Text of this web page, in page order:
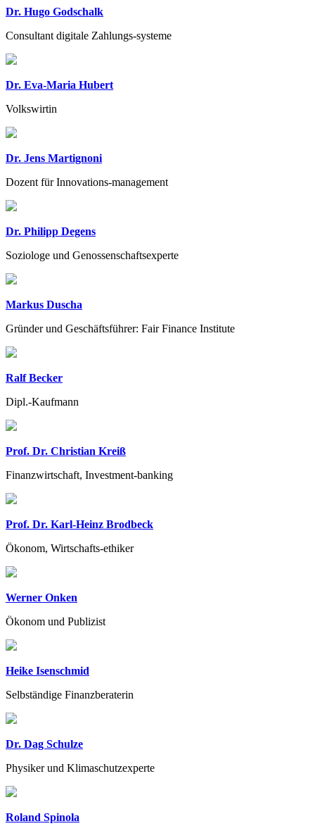
Dr. Hugo Godschalk
Consultant digitale Zahlungs-systeme
Dr. Eva-Maria Hubert
Volkswirtin
Dr. Jens Martignoni
Dozent für Innovations-management
Dr. Philipp Degens
Soziologe und Genossenschaftsexperte
Markus Duscha
Gründer und Geschäftsführer: Fair Finance Institute
Ralf Becker
Dipl.-Kaufmann
Prof. Dr. Christian Kreiß
Finanzwirtschaft, Investment-banking
Prof. Dr. Karl-Heinz Brodbeck
Ökonom, Wirtschafts-ethiker
Werner Onken
Ökonom und Publizist
Heike Isenschmid
Selbständige Finanzberaterin
Dr. Dag Schulze
Physiker und Klimaschutzexperte
Roland Spinola